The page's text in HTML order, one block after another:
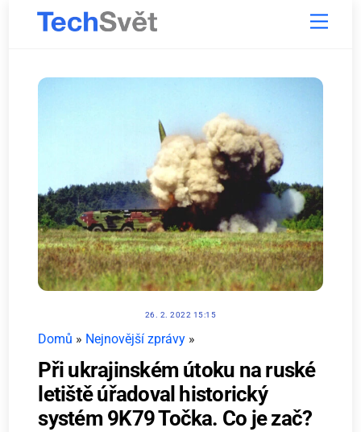
Menu
26. 2. 2022 15:15
Domů » Nejnovější zprávy »
Při ukrajinském útoku na ruské
letiště úřadoval historický
systém 9K79 Točka. Co je zač?